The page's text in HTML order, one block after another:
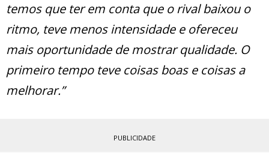
temos que ter em conta que o rival baixou o
ritmo, teve menos intensidade e ofereceu
mais oportunidade de mostrar qualidade. O
primeiro tempo teve coisas boas e coisas a
melhorar.”
PUBLICIDADE